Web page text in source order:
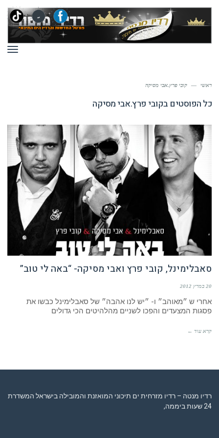
ראשי — קובי פרץ.אבי מסיקה
כל הפוסטים בקובי פרץ.אבי מסיקה
סאבלימינל, קובי פרץ ואבי מסיקה- “באה לי טוב”
20 במרץ 2012
אחרי ש ״מאוהב״ ו- ״יש לנו אהבה״ של סאבלימינל כבשו את
פסגות המצעדים והפכו לשניים מהלהיטים הכי גדולים
קרא עוד ←
רדיו מנטה – רדיו מזרחית ים תיכוני המואזנת והמובילה בישראל המשדרת
24 שעות ביממה,